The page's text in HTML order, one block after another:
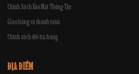
Chính Sách Bảo Mật Thông Tin
Giao hàng và thanh toán
Chính sách đổi trả hàng
ĐỊA ĐIỂM